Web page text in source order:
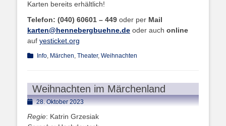
Karten bereits erhältlich!
Telefon: (040) 60601 – 449 oder per Mail
karten@hennebergbuehne.de oder auch online
auf yesticket.org
Kategorien
Info, Märchen, Theater, Weihnachten
Weihnachten im Märchenland
Posted28. Oktober 2023
Regie: Katrin Grzesiak